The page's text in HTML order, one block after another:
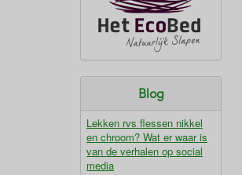
Blog
Lekken rvs flessen nikkel
en chroom? Wat er waar is
van de verhalen op social
media